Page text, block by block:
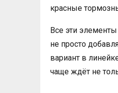
красные
Все эти
не просто
вариант в
чаще ждёт не